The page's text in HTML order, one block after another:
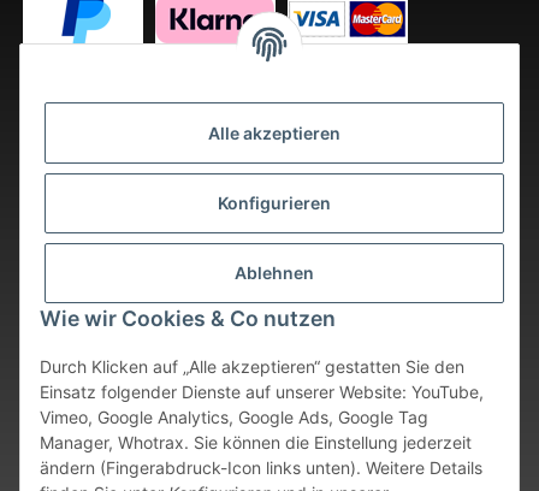
Alle akzeptieren
Konfigurieren
Ablehnen
Wie wir Cookies & Co nutzen
Durch Klicken auf „Alle akzeptieren“ gestatten Sie den
Einsatz folgender Dienste auf unserer Website: YouTube,
Vimeo, Google Analytics, Google Ads, Google Tag
Manager, Whotrax. Sie können die Einstellung jederzeit
ändern (Fingerabdruck-Icon links unten). Weitere Details
Vertrag widerrufen
* Alle Preise inkl. gesetzlicher USt., zzgl. Versand . Bei sofort